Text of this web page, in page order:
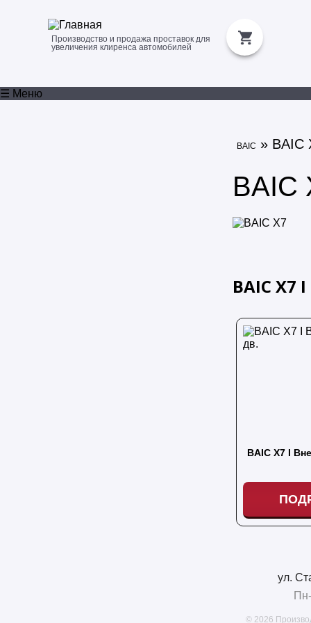
Производство и продажа проставок для
увеличения клиренса автомобилей
☰ Меню
BAIC » BAIC
BAIC
BAIC X7 I
BAIC X7 I
ул.
© 2026